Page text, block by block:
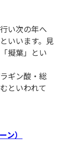
い次の年へ
いいます。見
擬葉」とい
ギン酸・総
といわれて
ン）